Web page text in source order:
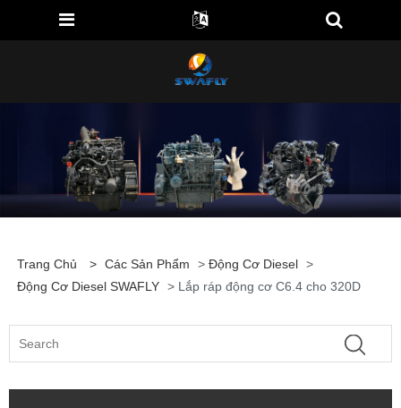
Trang Chủ > Các Sản Phẩm > Động Cơ Diesel >
Động Cơ Diesel SWAFLY > Lắp ráp động cơ C6.4 cho 320D